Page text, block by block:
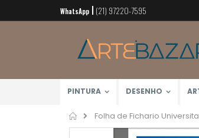
Pular
para
conteúdo
WhatsApp (21) 97220-7595
PINTURA DESENHO
Home
Folha de Fichario
Pular